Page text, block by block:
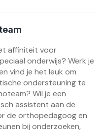
affiniteit voor
onderwijs? Werk je
vind je het leuk om
ondersteuning te
Wil je een
assistent aan de
de orthopedagoog en
bij onderzoeken,